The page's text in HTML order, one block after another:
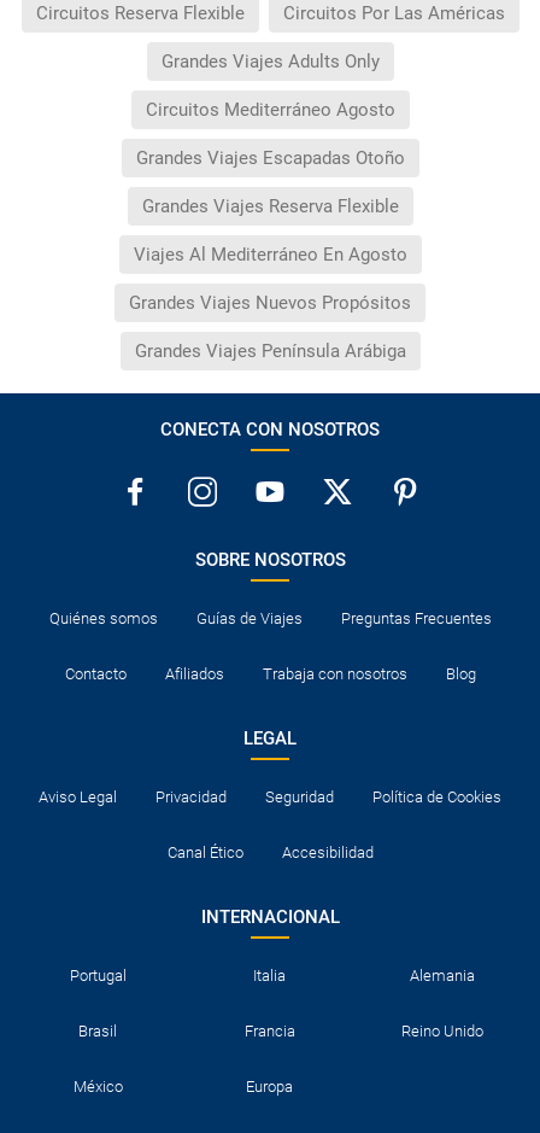
Circuitos Reserva Flexible Circuitos Por Las Américas
Grandes Viajes Adults Only
Circuitos Mediterráneo Agosto
Grandes Viajes Escapadas Otoño
Grandes Viajes Reserva Flexible
Viajes Al Mediterráneo En Agosto
Grandes Viajes Nuevos Propósitos
Grandes Viajes Península Arábiga
CONECTA CON NOSOTROS
SOBRE NOSOTROS
Quiénes somos Guías de Viajes Preguntas Frecuentes
Contacto Afiliados Trabaja con nosotros Blog
LEGAL
Aviso Legal Privacidad Seguridad Política de Cookies
Canal Ético Accesibilidad
INTERNACIONAL
Portugal Italia Alemania
Brasil Francia Reino Unido
México Europa